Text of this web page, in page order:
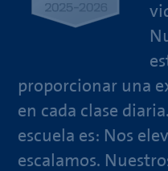
proporcionar una
en cada clase
escuela es: Nos
escalamos.